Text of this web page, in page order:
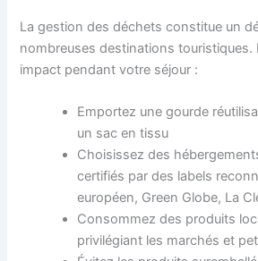
La gestion des déchets constitue un
nombreuses destinations touristiques.
impact pendant votre séjour :
Emportez une gourde
un sac en tissu
Choisissez des
certifiés par des labels
européen, Green Globe, La
Consommez des produits
privilégiant les marchés et